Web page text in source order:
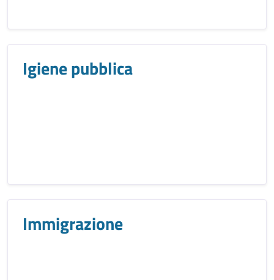
Igiene pubblica
Immigrazione